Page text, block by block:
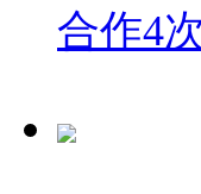
合作4